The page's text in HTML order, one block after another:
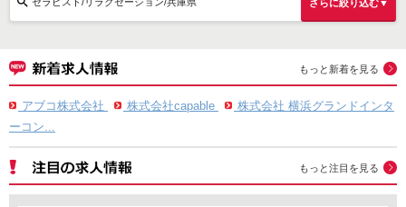
さらに絞り込む▼
もっと新着を見る
アブコ株式会社 株式会社capable
株式会社 横浜グランドインタ
ーコン...
もっと注目を見る